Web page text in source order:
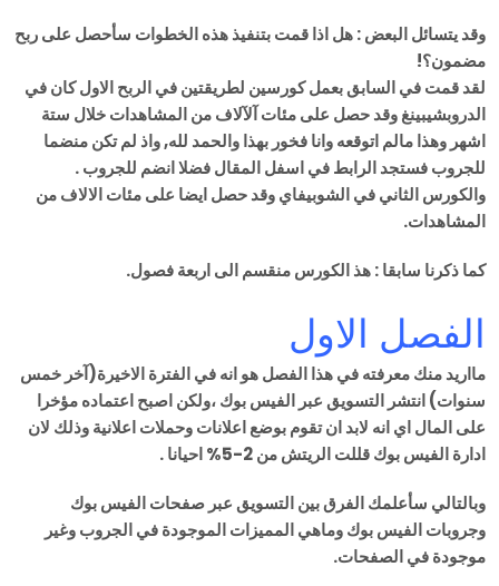
وقد يتسائل البعض : هل اذا قمت بتنفيذ هذه الخطوات سأحصل على ربح
مضمون؟!
لقد قمت في السابق بعمل كورسين لطريقتين في الربح الاول كان في
الدروبشيبينغ وقد حصل على مئات آلآلاف من المشاهدات خلال ستة
اشهر وهذا مالم اتوقعه وانا فخور بهذا والحمد لله, واذ لم تكن منضما
للجروب فستجد الرابط في اسفل المقال فضلا انضم للجروب .
والكورس الثاني في الشوبيفاي وقد حصل ايضا على مئات الالاف من
المشاهدات.
كما ذكرنا سابقا : هذ الكورس منقسم الى اربعة فصول.
الفصل الاول
مااريد منك معرفته في هذا الفصل هو انه في الفترة الاخيرة(آخر خمس
سنوات) انتشر التسويق عبر الفيس بوك ،ولكن اصبح اعتماده مؤخرا
على المال اي انه لابد ان تقوم بوضع اعلانات وحملات اعلانية وذلك لان
ادارة الفيس بوك قللت الريتش من 2-5% احيانا .
وبالتالي سأعلمك الفرق بين التسويق عبر صفحات الفيس بوك
وجروبات الفيس بوك وماهي المميزات الموجودة في الجروب وغير
موجودة في الصفحات.